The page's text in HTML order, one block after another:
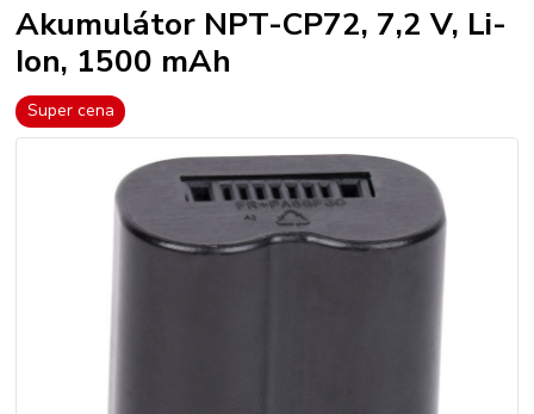
Akumulátor NPT-CP72, 7,2 V, Li-
Ion, 1500 mAh
Super cena